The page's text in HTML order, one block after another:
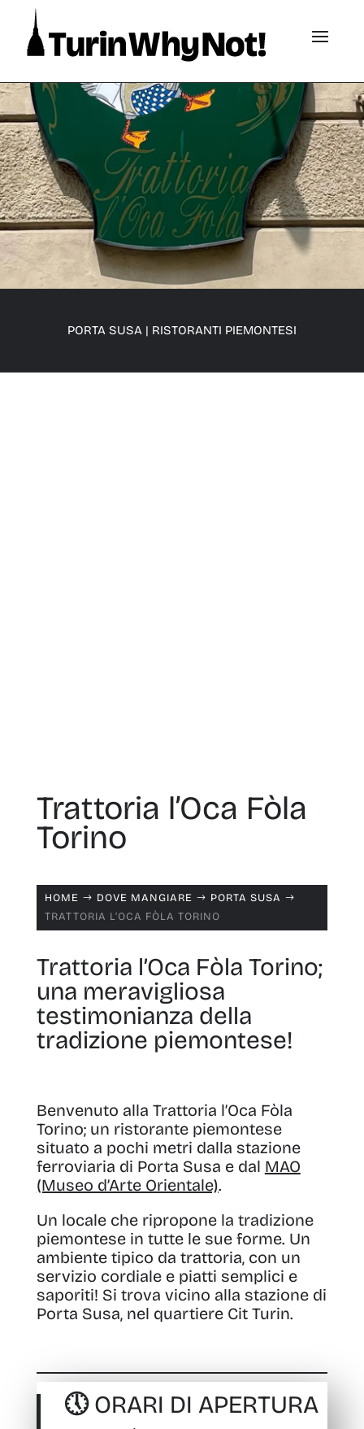
PORTA SUSA | RISTORANTI PIEMONTESI
Trattoria l’Oca Fòla
Torino
HOME $ DOVE MANGIARE $ PORTA SUSA $
TRATTORIA L’OCA FÒLA TORINO
Trattoria l’Oca Fòla Torino;
una meravigliosa
testimonianza della
tradizione piemontese!
Benvenuto alla Trattoria l’Oca Fòla
Torino; un ristorante piemontese
situato a pochi metri dalla stazione
ferroviaria di Porta Susa e dal MAO
(Museo d’Arte Orientale).
Un locale che ripropone la tradizione
piemontese in tutte le sue forme. Un
ambiente tipico da trattoria, con un
servizio cordiale e piatti semplici e
saporiti! Si trova vicino alla stazione di
Porta Susa, nel quartiere Cit Turin.
🕔 ORARI DI APERTURA